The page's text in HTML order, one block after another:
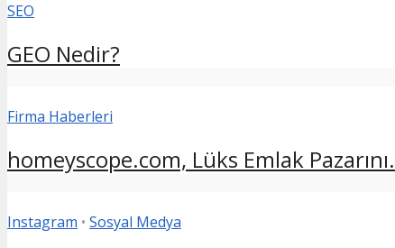
SEO
GEO Nedir?
Firma Haberleri
homeyscope.com, Lüks Emlak
Instagram • Sosyal Medya